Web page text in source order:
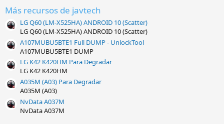
t
r
e
l
l
a
(
s
)
Más recursos de javtech
LG Q60 (LM-X525HA) ANDROID 10 (Scatter)
LG Q60 (LM-X525HA) ANDROID 10 (Scatter)
A107MUBU5BTE1 Full DUMP - UnlockTool
A107MUBU5BTE1 DUMP
LG K42 K420HM Para Degradar
LG K42 K420HM
A035M (A03) Para Degradar
A035M (A03)
NvData A037M
NvData A037M